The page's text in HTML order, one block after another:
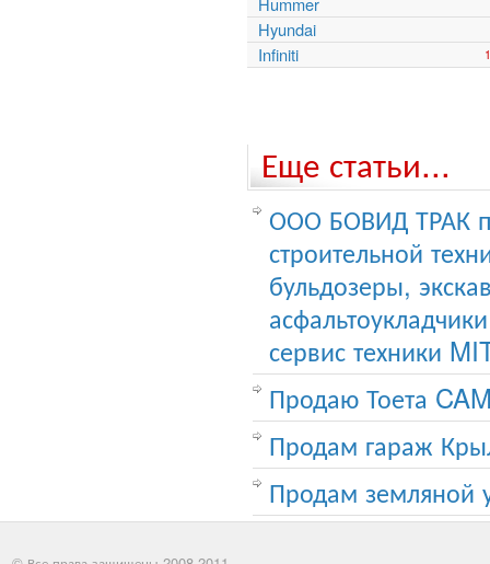
Hyundai
Infiniti
Еще статьи...
ООО БОВИД ТРАК
строительной
бульдозеры,
сервис техники
Продаю Тоета
Продам гараж
Продам земляной